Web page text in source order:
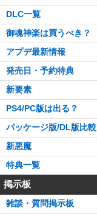
DLC一覧
御魂神楽は買うべき？
アプデ最新情報
発売日・予約特典
新要素
PS4/PC版は出る？
パッケージ版/DL版比較
新悪魔
特典一覧
掲示板
雑談・質問掲示板